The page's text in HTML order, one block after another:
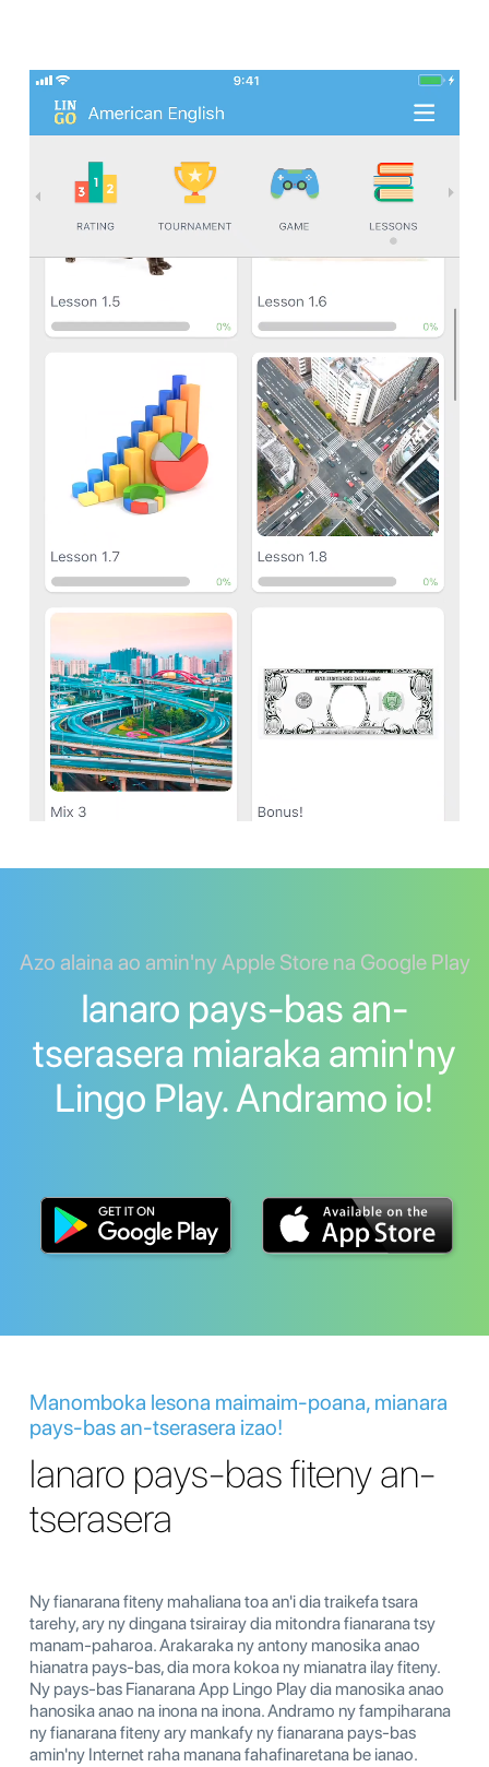
Azo alaina ao amin'ny Apple Store na Google Play
Ianaro pays-bas an-
tserasera miaraka amin'ny
Lingo Play. Andramo io!
Manomboka lesona maimaim-poana, mianara
pays-bas an-tserasera izao!
Ianaro pays-bas fiteny an-
tserasera
Ny fianarana fiteny mahaliana toa an'i dia traikefa tsara
tarehy, ary ny dingana tsirairay dia mitondra fianarana tsy
manam-paharoa. Arakaraka ny antony manosika anao
hianatra pays-bas, dia mora kokoa ny mianatra ilay fiteny.
Ny pays-bas Fianarana App Lingo Play dia manosika anao
hanosika anao na inona na inona. Andramo ny fampiharana
ny fianarana fiteny ary mankafy ny fianarana pays-bas
amin'ny Internet raha manana fahafinaretana be ianao.